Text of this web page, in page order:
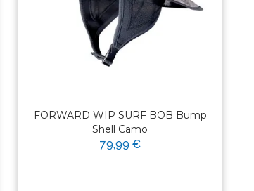
FORWARD WIP SURF BOB Bump
Shell Camo
79,99 €